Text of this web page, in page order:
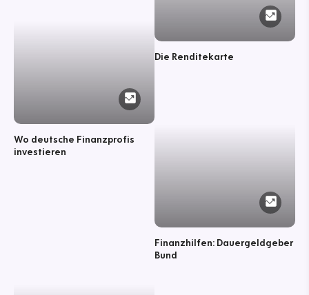
Wo deutsche Finanzprofis
investieren
Die Renditekarte
Finanzhilfen: Dauergeldgeber
Bund